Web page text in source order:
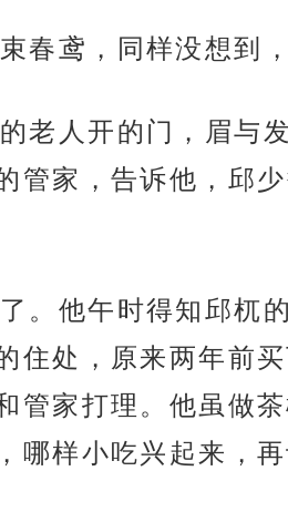
春鸢，同样没想到
老人开的门，眉与
管家，告诉他，邱
。他午时得知邱杌
住处，原来两年前
管家打理。他虽做
哪样小吃兴起来，